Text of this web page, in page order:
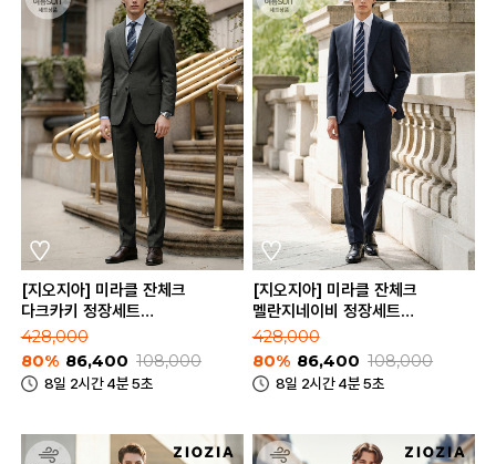
[지오지아] 미라클 잔체크
다크카키 정장세트
(ABE2SB1206_ABE2SP1206_DKH)
428,000
80% 86,400 108,000
8일 2시간 4분 5초
[지오지아] 미라클 잔체크
멜란지네이비 정장세트
428,000
80% 86,400 108,000
8일 2시간 4분 5초